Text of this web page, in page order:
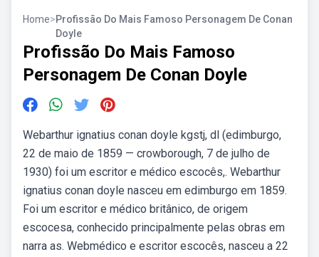
Home>Profissão Do Mais Famoso Personagem De Conan
Doyle
Profissão Do Mais Famoso
Personagem De Conan Doyle
Webarthur ignatius conan doyle kgstj, dl (edimburgo,
22 de maio de 1859 — crowborough, 7 de julho de
1930) foi um escritor e médico escocês,. Webarthur
ignatius conan doyle nasceu em edimburgo em 1859.
Foi um escritor e médico britânico, de origem
escocesa, conhecido principalmente pelas obras em
narra as. Webmédico e escritor escocês, nasceu a 22